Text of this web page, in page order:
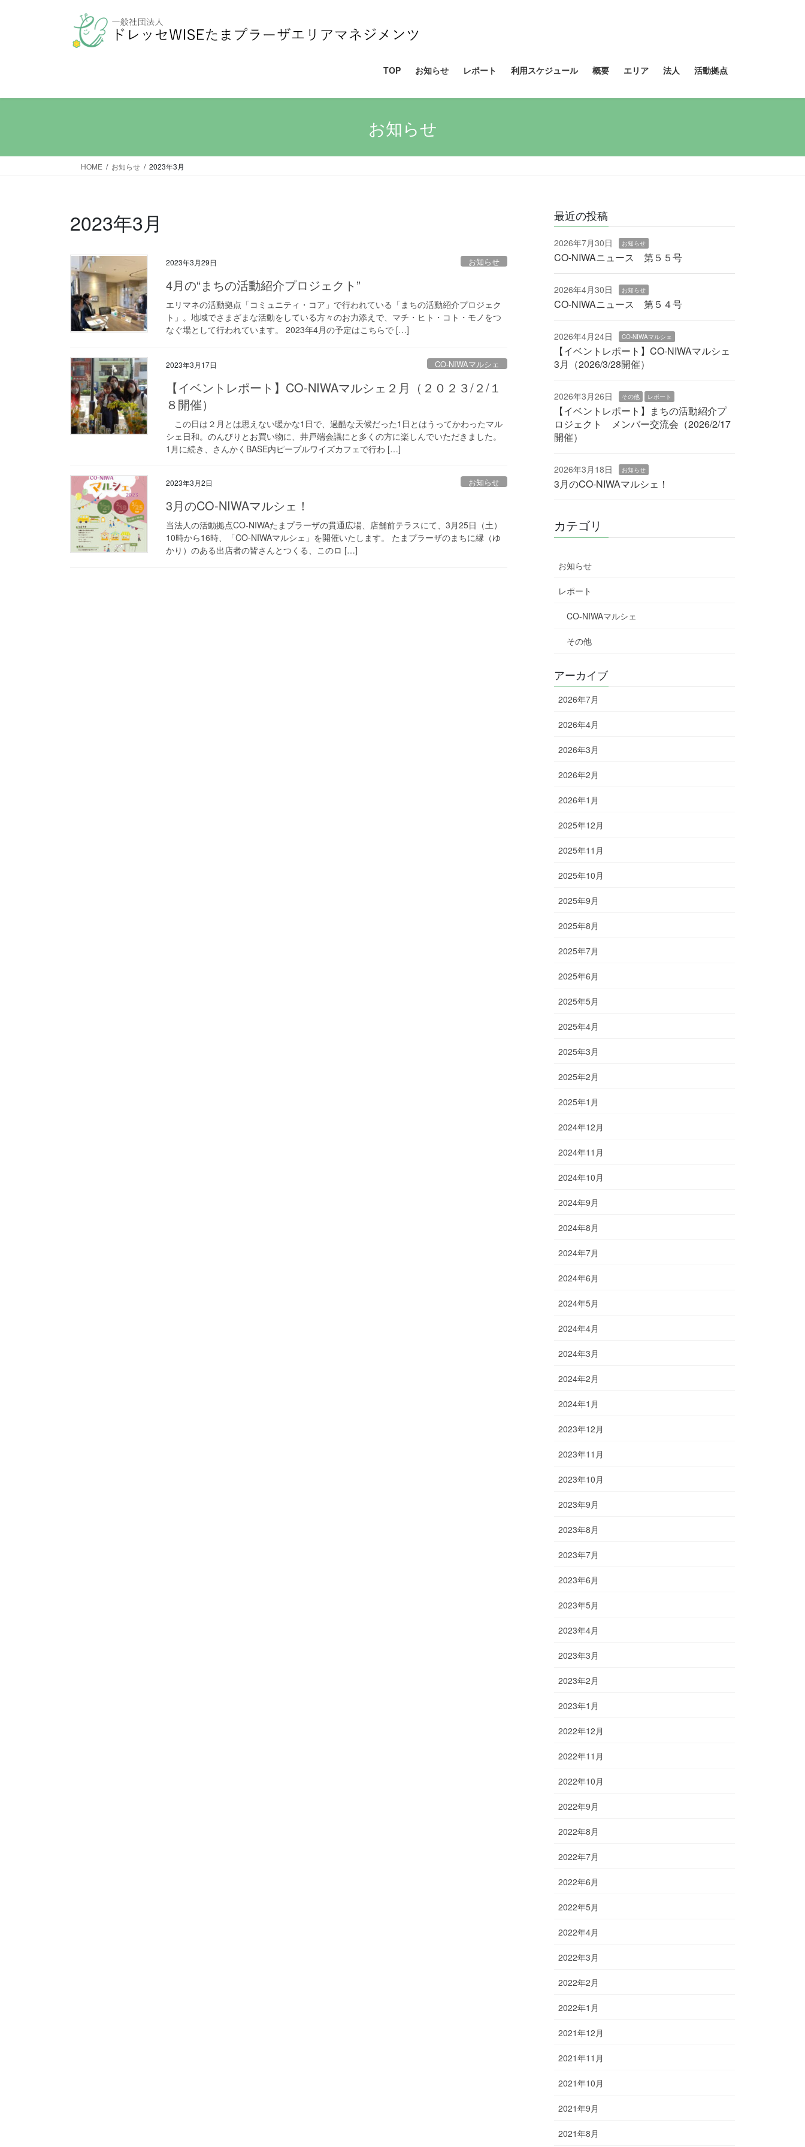
TOP お知らせ レポート 利用スケジュール 概要 エリア 法人 活動拠点
お知らせ
HOME お知らせ 2023年3月
2023年3月
2023年3月29日 お知らせ
4月の“まちの活動紹介プロジェクト”
エリマネの活動拠点「コミュニティ・コア」で行われている「まちの活動紹介プロジェク
ト」。地域でさまざまな活動をしている方々のお力添えで、マチ・ヒト・コト・モノをつ
なぐ場として行われています。 2023年4月の予定はこちらで […]
2023年3月17日 CO-NIWAマルシェ
【イベントレポート】CO-NIWAマルシェ２月（２０２３/２/１
８開催）
この日は２月とは思えない暖かな1日で、過酷な天候だった1日とはうってかわったマル
シェ日和。のんびりとお買い物に、井戸端会議にと多くの方に楽しんでいただきました。
1月に続き、さんかくBASE内ピープルワイズカフェで行わ […]
2023年3月2日 お知らせ
3月のCO-NIWAマルシェ！
当法人の活動拠点CO-NIWAたまプラーザの貫通広場、店舗前テラスにて、3月25日（土）
10時から16時、「CO-NIWAマルシェ」を開催いたします。 たまプラーザのまちに縁（ゆ
かり）のある出店者の皆さんとつくる、このロ […]
最近の投稿
2026年7月30日 お知らせ
CO-NIWAニュース 第５５号
2026年4月30日 お知らせ
CO-NIWAニュース 第５４号
2026年4月24日 CO-NIWAマルシェ
【イベントレポート】CO-NIWAマルシェ
3月（2026/3/28開催）
2026年3月26日 その他 レポート
【イベントレポート】まちの活動紹介プ
ロジェクト メンバー交流会（2026/2/17
開催）
2026年3月18日 お知らせ
3月のCO-NIWAマルシェ！
カテゴリ
お知らせ
レポート
CO-NIWAマルシェ
その他
アーカイブ
2026年7月
2026年4月
2026年3月
2026年2月
2026年1月
2025年12月
2025年11月
2025年10月
2025年9月
2025年8月
2025年7月
2025年6月
2025年5月
2025年4月
2025年3月
2025年2月
2025年1月
2024年12月
2024年11月
2024年10月
2024年9月
2024年8月
2024年7月
2024年6月
2024年5月
2024年4月
2024年3月
2024年2月
2024年1月
2023年12月
2023年11月
2023年10月
2023年9月
2023年8月
2023年7月
2023年6月
2023年5月
2023年4月
2023年3月
2023年2月
2023年1月
2022年12月
2022年11月
2022年10月
2022年9月
2022年8月
2022年7月
2022年6月
2022年5月
2022年4月
2022年3月
2022年2月
2022年1月
2021年12月
2021年11月
2021年10月
2021年9月
2021年8月